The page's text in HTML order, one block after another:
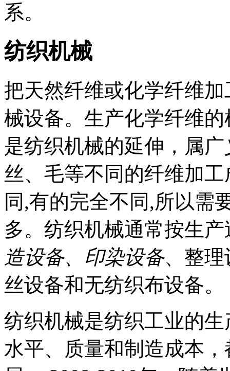
系。
纺织机械
把天然纤维或化学纤维
械设备。生产化学纤维
是纺织机械的延伸，属
丝、毛等不同的纤维加
同,有的完全不同,所以需
多。纺织机械通常按生
造设备、印染设备、整理
丝设备和无纺织布设备。
纺织机械是纺织工业的
水平、质量和制造成本